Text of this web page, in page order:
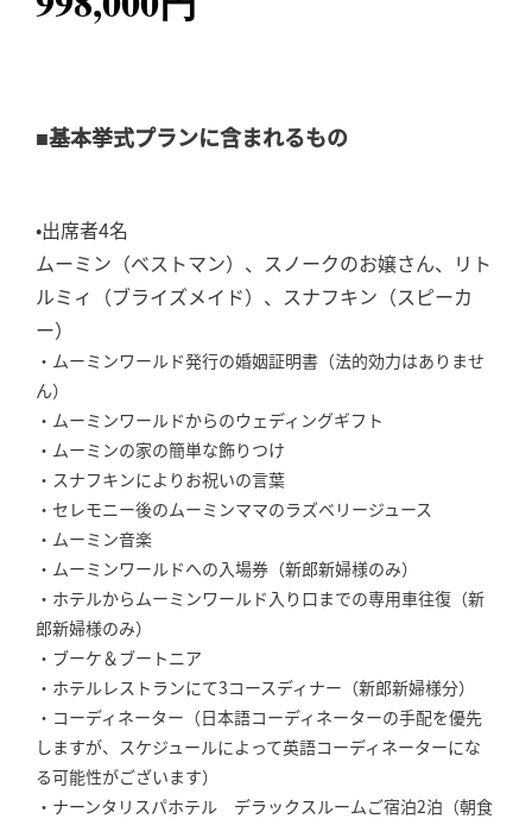
■基本挙式プランに含まれるもの
•出席者4名
ムーミン（ベストマン）、スノークのお嬢さん、リト
ルミィ（ブライズメイド）、スナフキン（スピーカ
ー）
・ムーミンワールド発行の婚姻証明書（法的効力はありませ
ん）
・ムーミンワールドからのウェディングギフト
・ムーミンの家の簡単な飾りつけ
・スナフキンによりお祝いの言葉
・セレモニー後のムーミンママのラズベリージュース
・ムーミン音楽
・ムーミンワールドへの入場券（新郎新婦様のみ）
・ホテルからムーミンワールド入り口までの専用車往復（新
郎新婦様のみ）
・ブーケ＆ブートニア
・ホテルレストランにて3コースディナー（新郎新婦様分）
・コーディネーター（日本語コーディネーターの手配を優先
しますが、スケジュールによって英語コーディネーターにな
る可能性がございます）
・ナーンタリスパホテル デラックスルームご宿泊2泊（朝食